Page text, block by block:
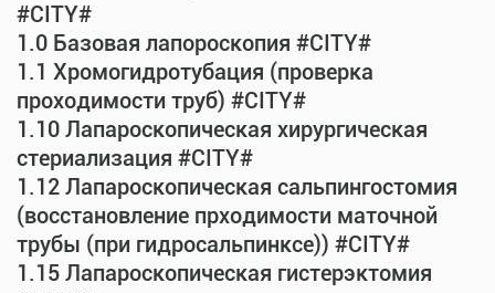
#CITY#
1.0 Базовая лапороскопия #CITY#
1.1 Хромогидротубация (проверка
проходимости труб) #CITY#
1.10 Лапароскопическая хирургическая
стериализация #CITY#
1.12 Лапароскопическая сальпингостомия
(восстановление прходимости маточной
трубы (при гидросальпинксе)) #CITY#
1.15 Лапароскопическая гистерэктомия